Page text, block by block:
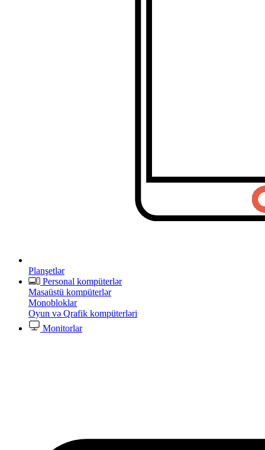
Planşetlər
Personal kompüterlər
Masaüstü kompüterlər
Monobloklar
Oyun və Qrafik kompüterləri
Monitorlar